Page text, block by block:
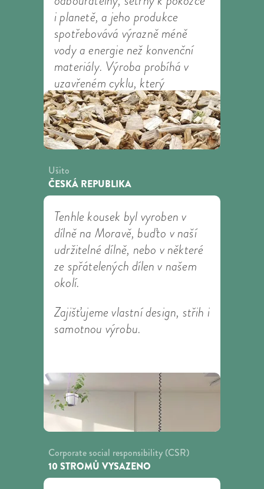
i planetě, a jeho produkce
spotřebovává výrazně méně
vody a energie než konvenční
materiály. Výroba probíhá v
uzavřeném cyklu, který
recykluje většinu použité vody a
rozpouštědel.
Výrobce:Lenzing
Ušito
ČESKÁ REPUBLIKA
Tenhle kousek byl vyroben v
dílně na Moravě, buďto v naší
udržitelné dílně, nebo v některé
ze spřátelených dílen v našem
okolí.
Zajišťujeme vlastní design, střih i
samotnou výrobu.
Corporate social responsibility (CSR)
10 STROMŮ VYSAZENO